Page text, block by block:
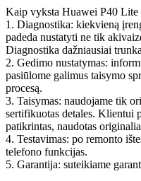
Kaip vyksta Huawei P40 Lite
1. Diagnostika: kiekvieną
padeda nustatyti ne tik
Diagnostika dažniausiai
2. Gedimo nustatymas:
pasiūlome galimus taisymo
procesą.
3. Taisymas: naudojame tik
sertifikuotas detales. Klientui
patikrintas, naudotas
4. Testavimas: po remonto
telefono funkcijas.
5. Garantija: suteikiame